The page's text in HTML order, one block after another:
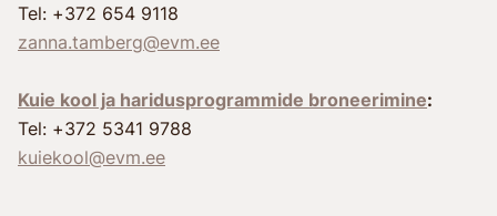
Tel: +372 654 9118
zanna.tamberg@evm.ee
Kuie kool ja haridusprogrammide broneerimine:
Tel: +372 5341 9788
kuiekool@evm.ee